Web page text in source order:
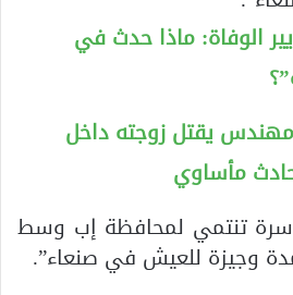
الوفاة: ماذا حدث في
يقتل زوجته داخل
مأساوي
تنتمي لمحافظة إب وسط
مدة وجيزة للعيش في صنعاء”.